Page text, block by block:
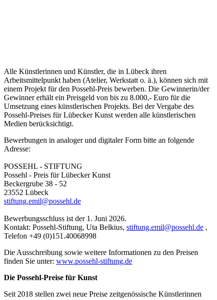
Alle Künstlerinnen und Künstler, die in Lübeck ihren
Arbeitsmittelpunkt haben (Atelier, Werkstatt o. ä.), können sich mit
einem Projekt für den Possehl-Preis bewerben. Die Gewinnerin/der
Gewinner erhält ein Preisgeld von bis zu 8.000,- Euro für die
Umsetzung eines künstlerischen Projekts. Bei der Vergabe des
Possehl-Preises für Lübecker Kunst werden alle künstlerischen
Medien berücksichtigt.
Bewerbungen in analoger und digitaler Form bitte an folgende
Adresse:
POSSEHL - STIFTUNG
Possehl - Preis für Lübecker Kunst
Beckergrube 38 - 52
23552 Lübeck
stiftung.emil@possehl.de
Bewerbungsschluss ist der 1. Juni 2026.
Kontakt: Possehl-Stiftung, Uta Belkius, stiftung.emil@possehl.de ,
Telefon +49 (0)151.40068998
Die Ausschreibung sowie weitere Informationen zu den Preisen
finden Sie unter: www.possehl-stiftung.de
Die Possehl-Preise für Kunst
Seit 2018 stellen zwei neue Preise zeitgenössische Künstlerinnen